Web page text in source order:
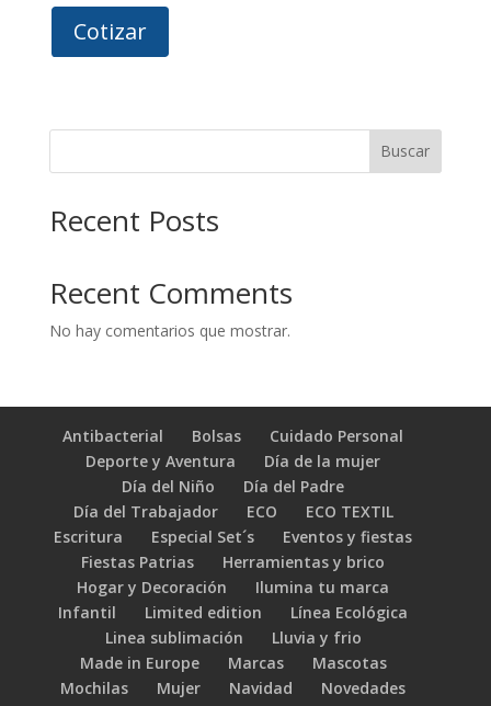
Cotizar
Buscar
Recent Posts
Recent Comments
No hay comentarios que mostrar.
Antibacterial Bolsas
Cuidado Personal
Deporte y Aventura
Día de la mujer
Día del Niño
Día del Padre
Día del Trabajador
ECO
ECO TEXTIL
Escritura
Especial Set´s
Eventos y fiestas
Fiestas Patrias
Herramientas y brico
Hogar y Decoración
Ilumina tu marca
Infantil
Limited edition
Línea Ecológica
Linea sublimación
Lluvia y frio
Made in Europe
Marcas
Mascotas
Mochilas
Mujer Navidad
Novedades